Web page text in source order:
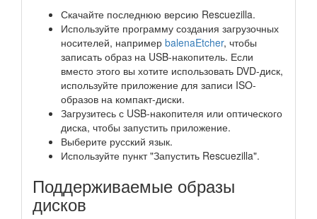
Скачайте последнюю версию Rescuezilla.
Используйте программу создания загрузочных
носителей, например balenaEtcher, чтобы
записать образ на USB-накопитель. Если
вместо этого вы хотите использовать DVD-диск,
используйте приложение для записи ISO-
образов на компакт-диски.
Загрузитесь с USB-накопителя или оптического
диска, чтобы запустить приложение.
Выберите русский язык.
Используйте пункт "Запустить Rescuezilla".
Поддерживаемые образы
дисков